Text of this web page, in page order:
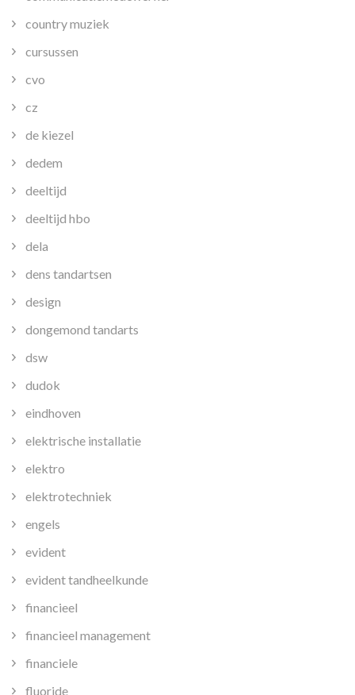
country muziek
cursussen
cvo
cz
de kiezel
dedem
deeltijd
deeltijd hbo
dela
dens tandartsen
design
dongemond tandarts
dsw
dudok
eindhoven
elektrische installatie
elektro
elektrotechniek
engels
evident
evident tandheelkunde
financieel
financieel management
financiele
fluoride